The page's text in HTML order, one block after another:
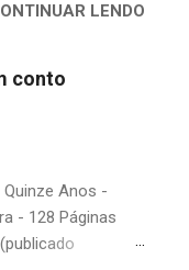
da
somos forçados
na escola e
uma certa
livro ou autor
É surpreendente
a essas
pode
LENDO
conto
Anos -
- 128 Páginas